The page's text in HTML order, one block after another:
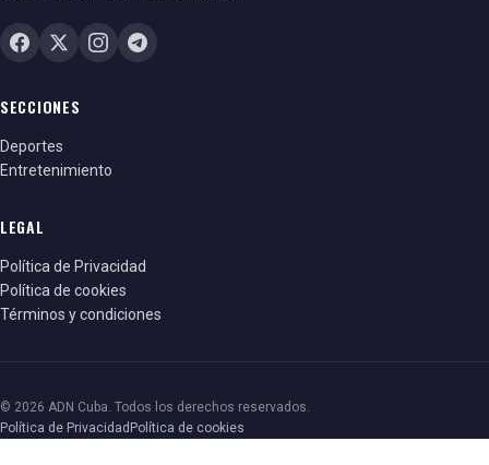
SECCIONES
Deportes
Entretenimiento
LEGAL
Política de Privacidad
Política de cookies
Términos y condiciones
© 2026 ADN Cuba. Todos los derechos reservados.
Política de Privacidad Política de cookies